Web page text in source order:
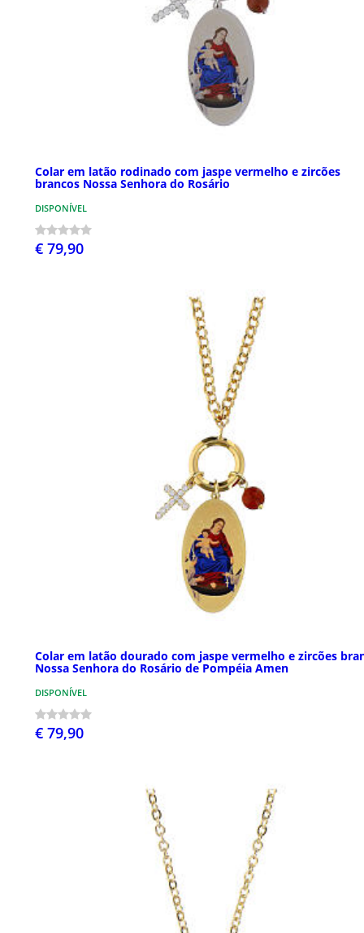
Colar em latão rodinado com jaspe vermelho e zircões
brancos Nossa Senhora do Rosário
DISPONÍVEL
€ 79,90
Colar em latão dourado com jaspe vermelho e zircões
Nossa Senhora do Rosário de Pompéia Amen
DISPONÍVEL
€ 79,90